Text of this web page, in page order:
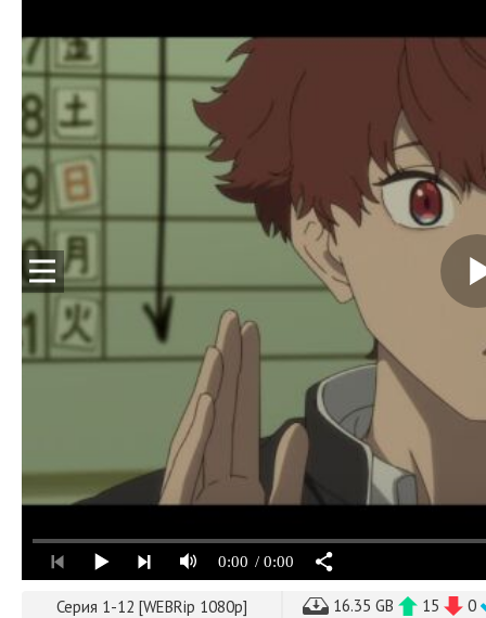
0:00 / 0:00
Серия 1-12 [WEBRip 1080p] 16.35 GB 15
0